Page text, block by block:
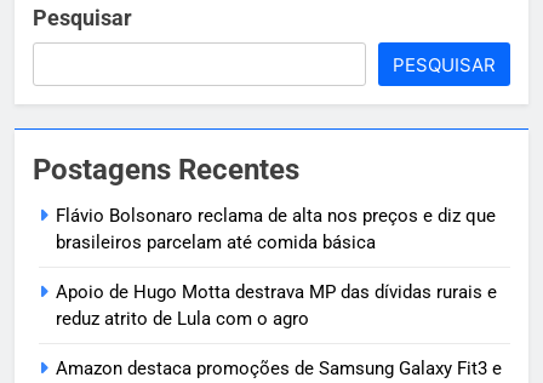
Pesquisar
PESQUISAR
Postagens Recentes
Flávio Bolsonaro reclama de alta nos preços e diz que
brasileiros parcelam até comida básica
Apoio de Hugo Motta destrava MP das dívidas rurais e
reduz atrito de Lula com o agro
Amazon destaca promoções de Samsung Galaxy Fit3 e